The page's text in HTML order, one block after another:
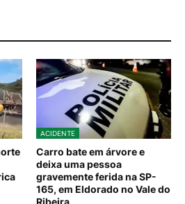
ACIDENTE
Carro bate em árvore e
deixa uma pessoa
gravemente ferida na SP-
165, em Eldorado no Vale do